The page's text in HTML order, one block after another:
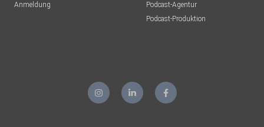
Anmeldung
Podcast-Agentur
Podcast-Produktion